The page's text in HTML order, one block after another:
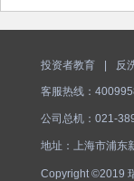
投资者教育 反
客服热线：
公司总机：021-
地址：上海市浦东
Copyright ©2019